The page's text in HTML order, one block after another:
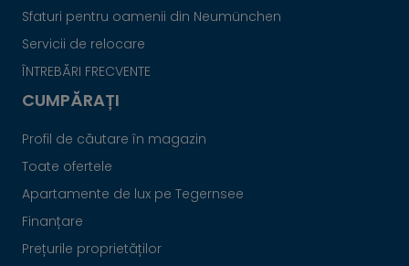
Sfaturi pentru oamenii din Neumünchen
Servicii de relocare
ÎNTREBĂRI FRECVENTE
CUMPĂRAȚI
Profil de căutare în magazin
Toate ofertele
Apartamente de lux pe Tegernsee
Finanțare
Prețurile proprietăților